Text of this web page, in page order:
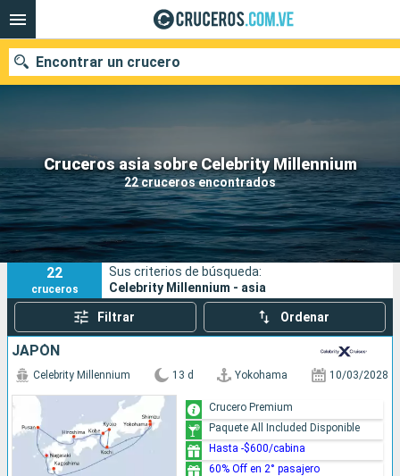
Cruceros asia sobre Celebrity Millennium
22 cruceros encontrados
Encontrar un crucero
Nuestros destinos
Fecha de salida
Puertos Compañías
Buscar
22
cruceros
Sus criterios de búsqueda:
Celebrity Millennium - asia
Filtrar Ordenar
JAPÓN
Celebrity Millennium 13 d Yokohama 10/03/2028
Crucero Premium
Paquete All Included Disponible
Hasta -$600/cabina
60% Off en 2° pasajero